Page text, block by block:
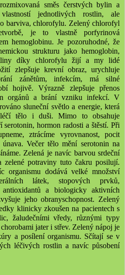
směs čerstvých bylin a
jednotlivých rostlin, ale
barviva, chlorofylu. Zelený chlorofyl
je to vlastně porfyrinová
hemoglobinu. Je pozoruhodné, že
strukturu jako hemoglobin,
díky chlorofylu žijí a my lidé
zlepšuje krevní obraz, urychluje
zánětům, infekcím, má silné
hojivě. Výrazně zlepšuje přenos
orgánů a brání vzniku infekcí. V
sluneční světlo a energie, která
tělo i duši. Mimo to obsahuje
hormon radosti a štěstí. Při
ztrácíme vyrovnanost, pocit
Večer tělo mění serotonin na
Zelená je navíc barvou srdeční
zelené potraviny tuto čakru posilují.
organismu dodává velké množství
látek, stopových prvků,
a biologicky aktivních
jeho obranyschopnost. Zelený
klinicky zkoušen na pacientech s
žaludečními vředy, různými typy
jater i střev. Zelený nápoj je
a posílení organismu. Sčítají se v
léčivých rostlin a navíc působení